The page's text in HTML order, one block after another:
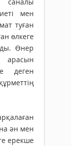
мен
туған
өлкеге
Өнер
деген
ән мен
ерекше